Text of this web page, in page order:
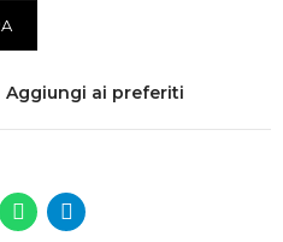
Aggiungi ai preferiti